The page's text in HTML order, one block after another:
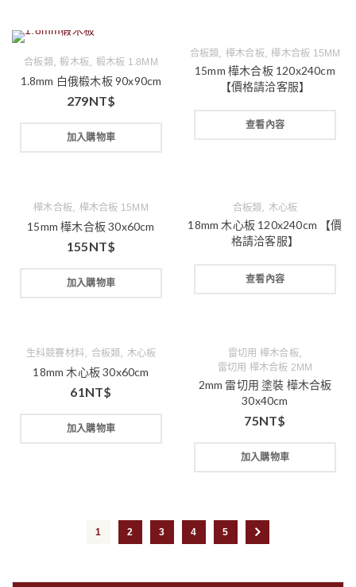
合板類,椴木板 椴木板 1.8MM
1.8mm 白俄椴木板 90x90cm
279NT$
加入購物車
合板類 樺木合板,樺木合板 15MM
15mm 樺木合板 120x240cm
【價格請洽客服】
查看內容
樺木合板 樺木合板 15MM
15mm 樺木合板 30x60cm
155NT$
加入購物車
合板類 木心板
18mm 木心板 120x240cm 【價
格請洽客服】
查看內容
生科競賽材料 合板類 木心板
18mm 木心板 30x60cm
61 NT$
加入購物車
雷切用 樺木合板,
雷切用 樺木合板 2MM
2mm 雷切用 塗裝 樺木合板
30x40cm
75NT$
加入購物車
1 2 3 4 5